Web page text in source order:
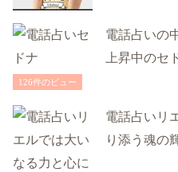
電話占いの
上昇中のセ
126件のビュー
電話占いリ
り添う魂の